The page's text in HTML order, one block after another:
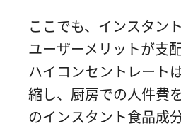
ここでも、インスタン
ユーザーメリットが支
ハイコンセントレート
縮し、厨房での人件費
のインスタント食品成